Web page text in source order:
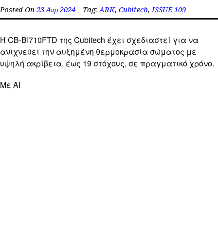
Posted On 23 Απρ 2024 Tag:ARK, Cubitech,ISSUE 109
Η CB-BI710FTD της Cubitech έχει σχεδιαστεί για να
ανιχνεύει την αυξημένη θερμοκρασία σώματος με
υψηλή ακρίβεια, έως 19 στόχους, σε πραγματικό χρόνο.
Με AI